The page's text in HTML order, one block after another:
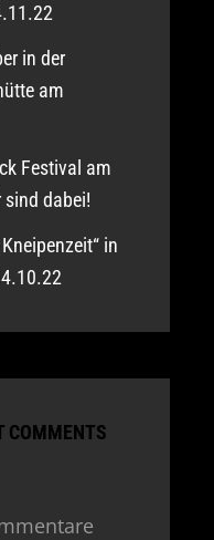
in der
am
Festival am
dabei!
in
COMMENTS